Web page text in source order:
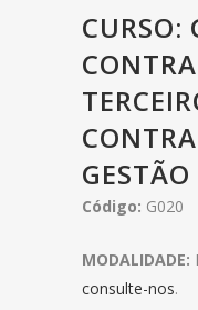
CURSO:
GESTÃO
Código: G020
MODALIDADE:
consulte-nos.